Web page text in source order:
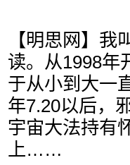
【明思网】
读。从1998年
于从小到大一
年7.20以后，
宇宙大法持有
上……